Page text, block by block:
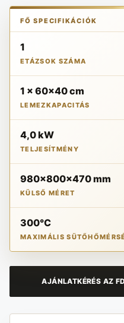
FŐ SPECIFIKÁCIÓK
1
ETÁZSOK SZÁMA
1 x 60x40 cm
LEMEZKAPACITÁS
4,0 kW
TELJESÍTMÉNY
980x800x470 mm
KÜLSŐ MÉRET
300°C
MAXIMÁLIS
AJÁNLATKÉRÉS AZ